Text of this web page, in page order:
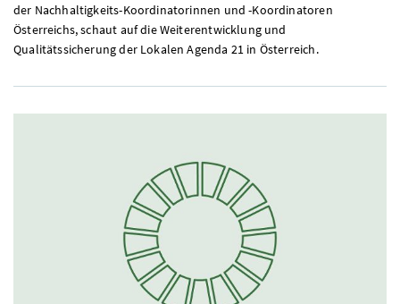
der Nachhaltigkeits-Koordinatorinnen und -Koordinatoren
Österreichs, schaut auf die Weiterentwicklung und
Qualitätssicherung der Lokalen Agenda 21 in Österreich.